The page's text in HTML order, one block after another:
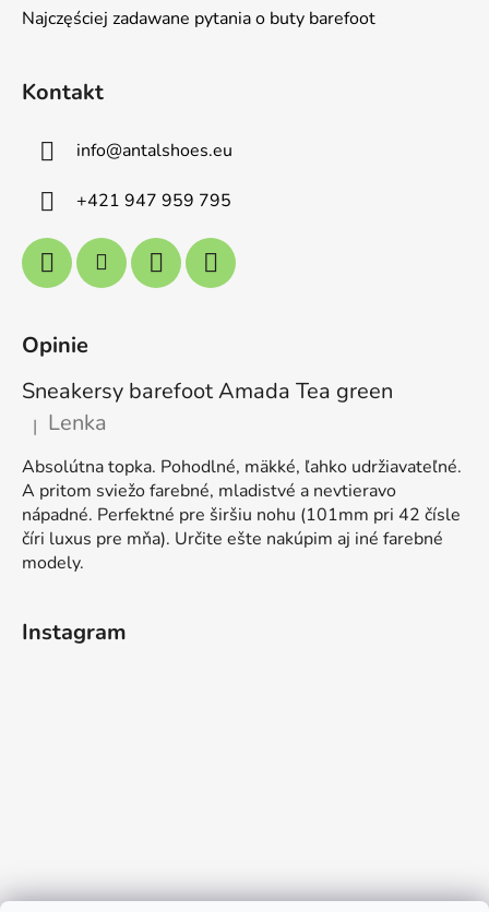
Najczęściej zadawane pytania o buty barefoot
Kontakt
info@antalshoes.eu
+421 947 959 795
Opinie
Sneakersy barefoot Amada Tea green
Ocena produktu to 5 na 5 gwiazdek.
| Lenka
Absolútna topka. Pohodlné, mäkké, ľahko udržiavateľné.
A pritom sviežo farebné, mladistvé a nevtieravo
nápadné. Perfektné pre širšiu nohu (101mm pri 42 čísle
číri luxus pre mňa). Určite ešte nakúpim aj iné farebné
modely.
Instagram